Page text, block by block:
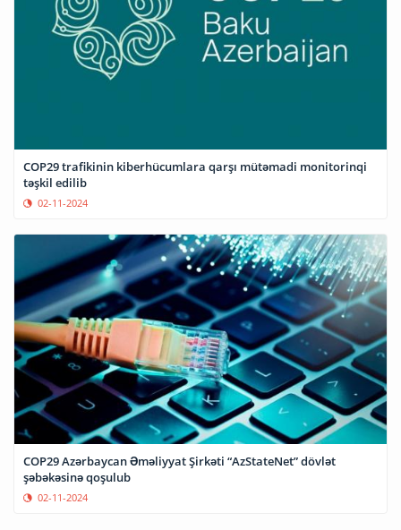
COP29 trafikinin kiberhücumlara qarşı mütəmadi monitorinqi
təşkil edilib
02-11-2024
COP29 Azərbaycan Əməliyyat Şirkəti “AzStateNet” dövlət
şəbəkəsinə qoşulub
02-11-2024